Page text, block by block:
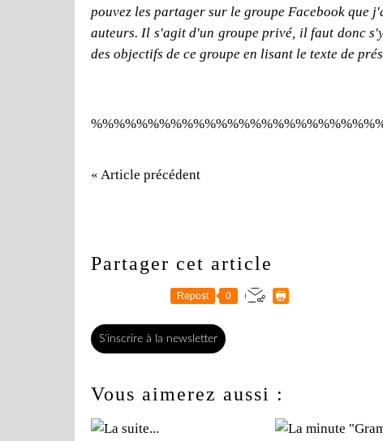
pouvez les partager sur le groupe Facebook que
auteurs. Il s'agit d'un groupe privé, il faut donc
des objectifs de ce groupe en lisant le texte de
« Article précédent
Partager cet article
Repost 0
S'inscrire à la newsletter
Vous aimerez aussi :